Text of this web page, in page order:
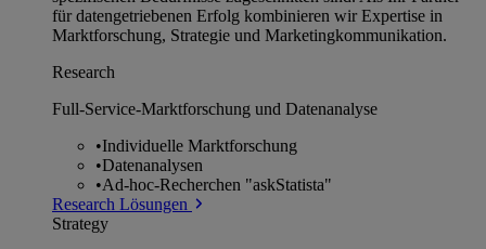
für datengetriebenen Erfolg kombinieren wir Expertise in
Marktforschung, Strategie und Marketingkommunikation.
Research
Full-Service-Marktforschung und Datenanalyse
•Individuelle Marktforschung
•Datenanalysen
•Ad-hoc-Recherchen "askStatista"
Research Lösungen
Strategy